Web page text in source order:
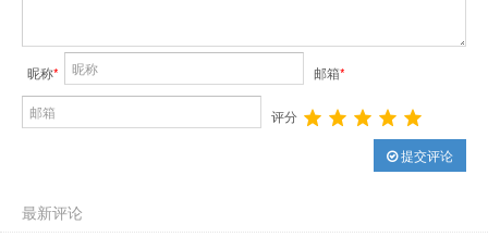
昵称* 邮箱*
评分
提交评论
最新评论